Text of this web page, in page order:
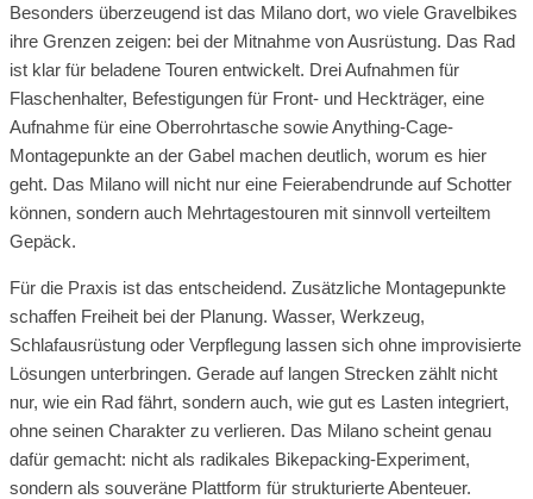
Besonders überzeugend ist das Milano dort, wo viele Gravelbikes
ihre Grenzen zeigen: bei der Mitnahme von Ausrüstung. Das Rad
ist klar für beladene Touren entwickelt. Drei Aufnahmen für
Flaschenhalter, Befestigungen für Front- und Heckträger, eine
Aufnahme für eine Oberrohrtasche sowie Anything-Cage-
Montagepunkte an der Gabel machen deutlich, worum es hier
geht. Das Milano will nicht nur eine Feierabendrunde auf Schotter
können, sondern auch Mehrtagestouren mit sinnvoll verteiltem
Gepäck.
Für die Praxis ist das entscheidend. Zusätzliche Montagepunkte
schaffen Freiheit bei der Planung. Wasser, Werkzeug,
Schlafausrüstung oder Verpflegung lassen sich ohne improvisierte
Lösungen unterbringen. Gerade auf langen Strecken zählt nicht
nur, wie ein Rad fährt, sondern auch, wie gut es Lasten integriert,
ohne seinen Charakter zu verlieren. Das Milano scheint genau
dafür gemacht: nicht als radikales Bikepacking-Experiment,
sondern als souveräne Plattform für strukturierte Abenteuer.